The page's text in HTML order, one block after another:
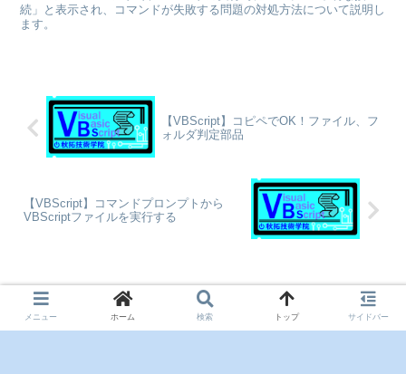
続」と表示され、コマンドが失敗する問題の対処方法について説明し
ます。
【VBScript】コピペでOK！ファイル、フ
ォルダ判定部品
【VBScript】コマンドプロンプトから
VBScriptファイルを実行する
コメント
メニュー ホーム 検索 トップ サイドバー